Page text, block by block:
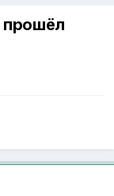
прошёл